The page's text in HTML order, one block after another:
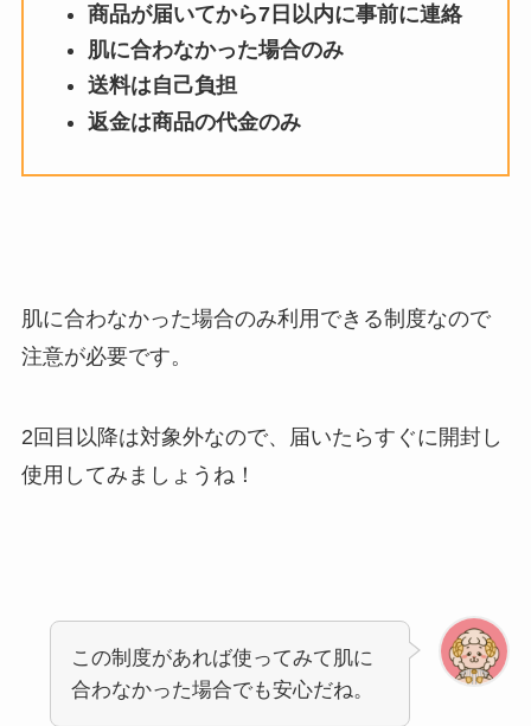
商品が届いてから7日以内に事前に連絡
肌に合わなかった場合のみ
送料は自己負担
返金は商品の代金のみ
肌に合わなかった場合のみ利用できる制度なので
注意が必要です。
2回目以降は対象外なので、届いたらすぐに開封し
使用してみましょうね！
この制度があれば使ってみて肌に
合わなかった場合でも安心だね。